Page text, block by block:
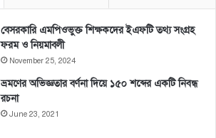
বেসরকারি এমপিওভুক্ত শিক্ষকদের ইএফটি তথ্য সংগ্রহ
ফরম ও নিয়মাবলী
November 25, 2024
ভ্রমণের অভিজ্ঞতার বর্ণনা দিয়ে ১৫০ শব্দের একটি নিবন্ধ
রচনা
June 23, 2021